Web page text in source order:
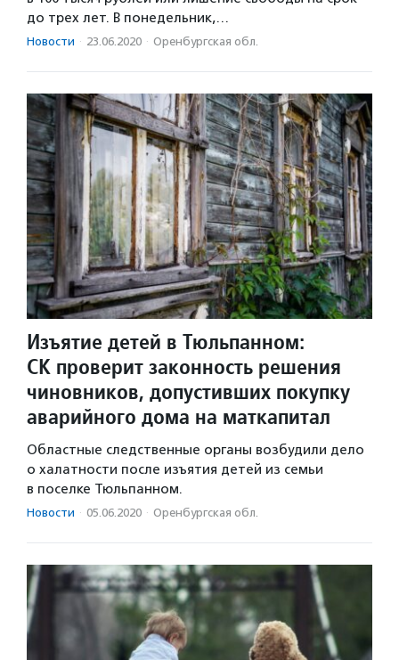
до трех лет. В понедельник,…
Новости · 23.06.2020 · Оренбургская обл.
Изъятие детей в Тюльпанном:
СК проверит законность решения
чиновников, допустивших покупку
аварийного дома на маткапитал
Областные следственные органы возбудили дело
о халатности после изъятия детей из семьи
в поселке Тюльпанном.
Новости · 05.06.2020 · Оренбургская обл.